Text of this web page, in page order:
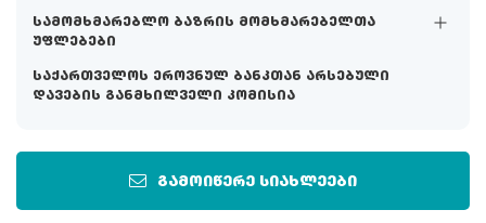
სამომხმარებლო ბაზრის მომხმარებელთა
უფლებები
საქართველოს ეროვნულ ბანკთან არსებული
დავების განმხილველი კომისია
გამოიწერე სიახლეები